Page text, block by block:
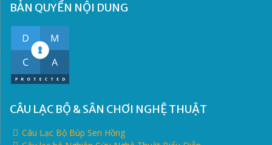
BẢN QUYỀN NỘI DUNG
CÂU LẠC BỘ & SÂN CHƠI NGHỆ THUẬT
Câu Lạc Bộ Búp Sen Hồng